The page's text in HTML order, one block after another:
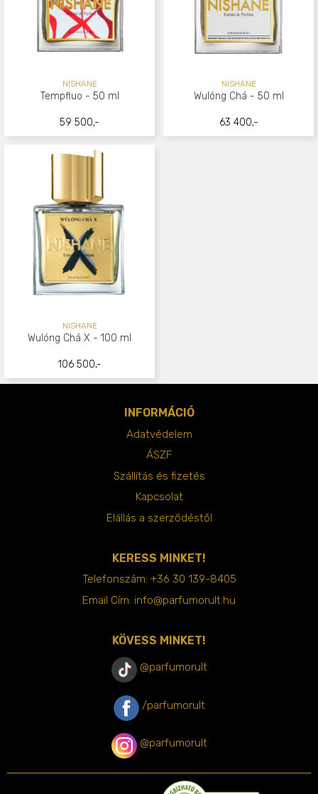
59 500,-
NISHANE
Tempfluo - 50 ml
63 400,-
NISHANE
Wulóng Chá - 50 ml
106 500,-
NISHANE
Wulóng Chá X - 100 ml
INFORMÁCIÓ
Adatvédelem
ÁSZF
Szállítás és fizetés
Kapcsolat
Elállás a szerződéstől
KERESS MINKET!
Telefonszám: +36 30 139-8405
Email Cím: info@parfumorult.hu
KÖVESS MINKET!
@parfumorult
/parfumorult
@parfumorult